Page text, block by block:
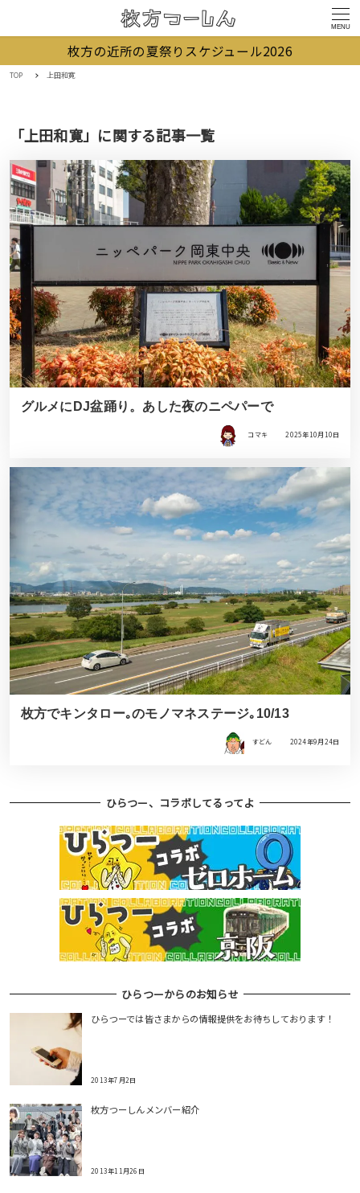
MENU
枚方の近所の夏祭りスケジュール2026
TOP 上田和寛
「上田和寛」に関する記事一覧
グルメにDJ盆踊り。あした夜のニペパーで
コマキ 2025年10月10日
枚方でキンタロー｡のモノマネステージ｡10/13
すどん 2024年9月24日
ひらつー、コラボしてるってよ
ひらつーからのお知らせ
ひらつーでは皆さまからの情報提供をお待ちしております！
2013年7月2日
枚方つーしんメンバー紹介
2013年11月26日